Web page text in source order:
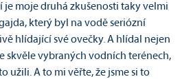
je moje druhá zkušenosti taky velmi
který byl na vodě seriózní
hlídající své ovečky. A hlídal nejen
skvěle vybraných vodních terénech,
užili. A to mi věřte, že jsme si to